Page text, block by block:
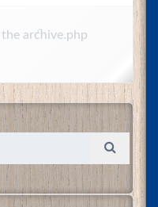
archive.php